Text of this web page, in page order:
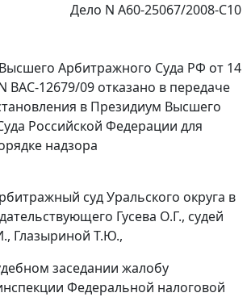
Дело N А60-25067/2008-С10
Высшего Арбитражного Суда РФ от 14
ВАС-12679/09 отказано в передаче
в Президиум Высшего
Российской Федерации для
надзора
суд Уральского округа в
Гусева О.Г., судей
Глазыриной Т.Ю.,
заседании жалобу
Федеральной налоговой